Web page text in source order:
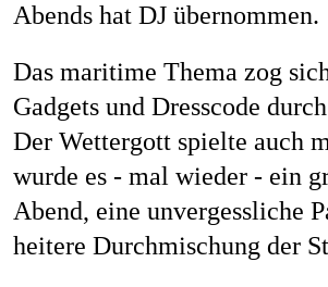
Abends hat DJ übernommen.
Das maritime Thema zog
Gadgets und Dresscode
Der Wettergott spielte auch
wurde es - mal wieder - ein
Abend, eine unvergessliche
heitere Durchmischung der